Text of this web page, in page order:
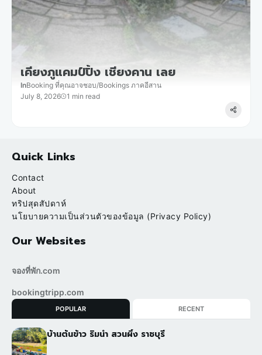
เคียงภูแคมป์ปิ้ง เชียงคาน เลย
InBooking ที่คุณอาจชอบ/Bookings ภาคอีสาน
July 8, 2026
1 min read
Quick Links
Contact
About
ทริปสุดสัปดาห์
นโยบายความเป็นส่วนตัวของข้อมูล (Privacy Policy)
Our Websites
จองที่พัก.com
bookingtripp.com
POPULAR RECENT
บ้านต้นข้าว ริมน้ำ สวนผึ้ง ราชบุรี